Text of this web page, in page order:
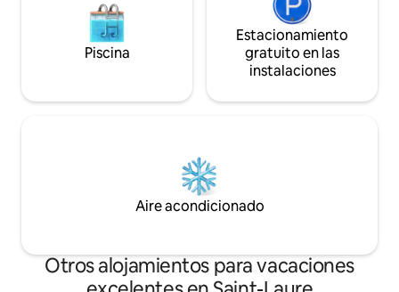
Piscina
Estacionamiento
gratuito en las
instalaciones
Aire acondicionado
Otros alojamientos para vacaciones